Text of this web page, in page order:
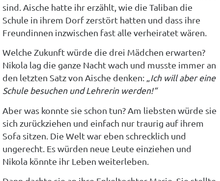
sind. Aische hatte ihr erzählt, wie die Taliban die
Schule in ihrem Dorf zerstört hatten und dass ihre
Freundinnen inzwischen fast alle verheiratet wären.
Welche Zukunft würde die drei Mädchen erwarten?
Nikola lag die ganze Nacht wach und musste immer an
den letzten Satz von Aische denken: „ Ich will aber eine
Schule besuchen und Lehrerin werden!“
Aber was konnte sie schon tun? Am liebsten würde sie
sich zurückziehen und einfach nur traurig auf ihrem
Sofa sitzen. Die Welt war eben schrecklich und
ungerecht. Es würden neue Leute einziehen und
Nikola könnte ihr Leben weiterleben.